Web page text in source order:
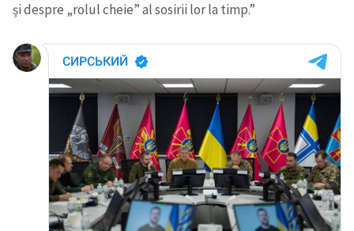
și despre „rolul cheie” al sosirii lor la timp.”